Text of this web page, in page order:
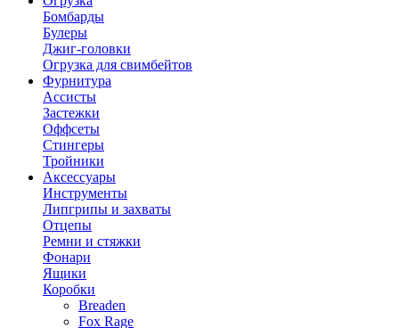
Бомбарды
Булеры
Джиг-головки
Огрузка для свимбейтов
Фурнитура
Ассисты
Застежки
Оффсеты
Стингеры
Тройники
Аксессуары
Инструменты
Липгрипы и захваты
Отцепы
Ремни и стяжки
Фонари
Ящики
Коробки
Breaden
Fox Rage